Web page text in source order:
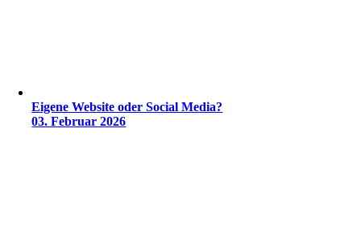
Eigene Website oder Social Media?
03. Februar 2026